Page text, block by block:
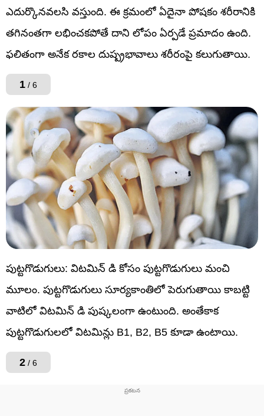
ఎదుర్కొనవలసి వస్తుంది. ఈ క్రమంలో ఏదైనా పోషకం శరీరానికి
తగినంతగా లభించకపోతే దాని లోపం ఏర్పడే ప్రమాదం ఉంది.
ఫలితంగా అనేక రకాల దుష్ప్రభావాలు శరీరంపై కలుగుతాయి.
1 / 6
పుట్టగొడుగులు: విటమిన్ డి కోసం పుట్టగొడుగులు మంచి
మూలం. పుట్టగొడుగులు సూర్యకాంతిలో పెరుగుతాయి కాబట్టి
వాటిలో విటమిన్ డి పుష్కలంగా ఉంటుంది. అంతేకాక
పుట్టగొడుగులలో విటమిన్లు B1, B2, B5 కూడా ఉంటాయి.
2 / 6